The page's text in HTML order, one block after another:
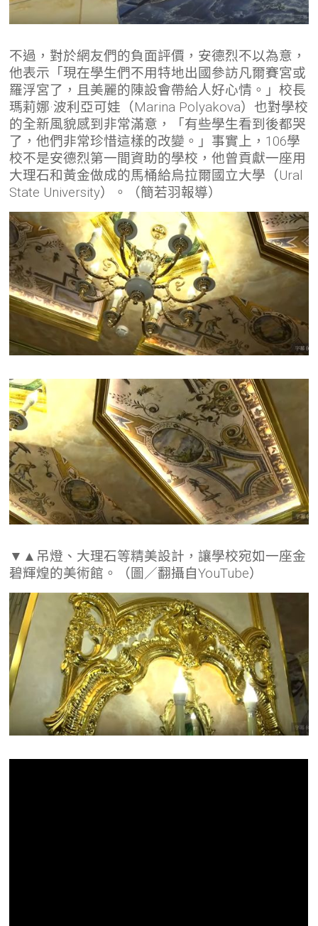
不過，對於網友們的負面評價，安德烈不以為意，
他表示「現在學生們不用特地出國參訪凡爾賽宮或
羅浮宮了，且美麗的陳設會帶給人好心情。」校長
瑪莉娜·波利亞可娃（Marina Polyakova）也對學校
的全新風貌感到非常滿意，「有些學生看到後都哭
了，他們非常珍惜這樣的改變。」事實上，106學
校不是安德烈第一間資助的學校，他曾貢獻一座用
大理石和黃金做成的馬桶給烏拉爾國立大學（Ural
State University）。（簡若羽報導）
▼▲吊燈、大理石等精美設計，讓學校宛如一座金
碧輝煌的美術館。（圖／翻攝自YouTube）